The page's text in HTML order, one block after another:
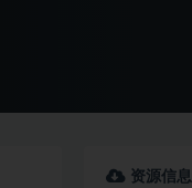
资源信息